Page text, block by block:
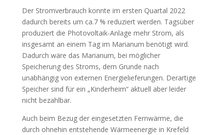
Der Stromverbrauch konnte im ersten Quartal 2022
dadurch bereits um ca.7 % reduziert werden. Tagsüber
produziert die Photovoltaik-Anlage mehr Strom, als
insgesamt an einem Tag im Marianum benötigt wird.
Dadurch wäre das Marianum, bei möglicher
Speicherung des Stroms, dem Grunde nach
unabhängig von externen Energielieferungen. Derartige
Speicher sind für ein „Kinderheim“ aktuell aber leider
nicht bezahlbar.
Auch beim Bezug der eingesetzten Fernwärme, die
durch ohnehin entstehende Wärmeenergie in Krefeld